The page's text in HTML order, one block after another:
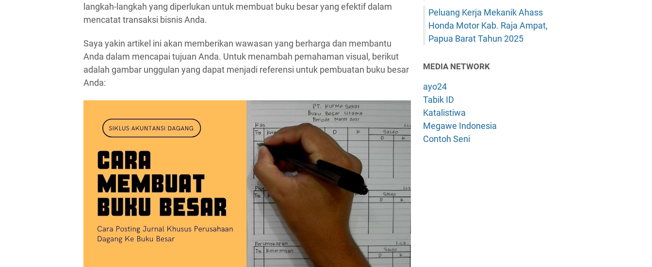
langkah-langkah yang diperlukan untuk membuat buku besar yang efektif dalam
mencatat transaksi bisnis Anda.
Saya yakin artikel ini akan memberikan wawasan yang berharga dan membantu
Anda dalam mencapai tujuan Anda. Untuk menambah pemahaman visual, berikut
adalah gambar unggulan yang dapat menjadi referensi untuk pembuatan buku besar
Anda:
Peluang Kerja Mekanik Ahass
Honda Motor Kab. Raja Ampat,
Papua Barat Tahun 2025
MEDIA NETWORK
ayo24
Tabik ID
Katalistiwa
Megawe Indonesia
Contoh Seni